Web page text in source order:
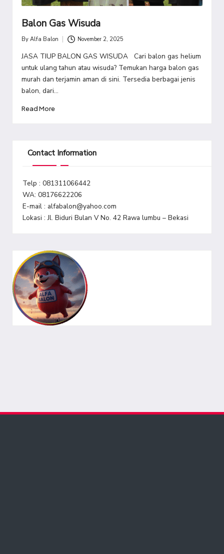
Balon Gas Wisuda
Posted
by
By Alfa Balon November 2, 2025
JASA TIUP BALON GAS WISUDA Cari balon gas helium
untuk ulang tahun atau wisuda? Temukan harga balon gas
murah dan terjamin aman di sini. Tersedia berbagai jenis
balon, dari…
Read More
Contact Information
Telp : 081311066442
WA: 08176622206
E-mail : alfabalon@yahoo.com
Lokasi : Jl. Biduri Bulan V No. 42 Rawa lumbu – Bekasi